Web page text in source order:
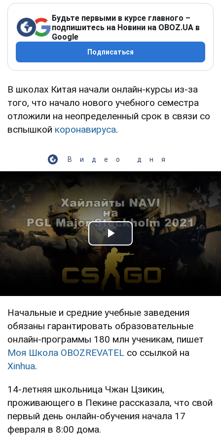
Будьте первыми в курсе главного –
подпишитесь на Новини на OBOZ.UA в
Google
Подписаться
В школах Китая начали онлайн-курсы из-за
того, что начало нового учебного семестра
отложили на неопределенный срок в связи со
вспышкой коронавируса.
Видео дня
Play Video
Начальные и средние учебные заведения
обязаны гарантировать образовательные
онлайн-программы 180 млн ученикам, пишет
Моя Школа OBOZREVATEL со ссылкой на
Xinhua.
14-летняя школьница Чжан Цзикин,
проживающего в Пекине рассказала, что свой
первый день онлайн-обучения начала 17
февраля в 8:00 дома.